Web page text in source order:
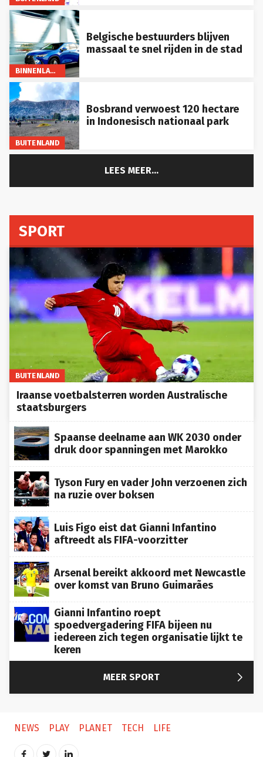
BINNENLAND
Belgische bestuurders blijven
massaal te snel rijden in de stad
BUITENLAND
Bosbrand verwoest 120 hectare
in Indonesisch nationaal park
LEES MEER...
SPORT
BUITENLAND
Iraanse voetbalsterren worden Australische
staatsburgers
Spaanse deelname aan WK 2030 onder
druk door spanningen met Marokko
Tyson Fury en vader John verzoenen zich
na ruzie over boksen
Luis Figo eist dat Gianni Infantino
aftreedt als FIFA-voorzitter
Arsenal bereikt akkoord met Newcastle
over komst van Bruno Guimarães
Gianni Infantino roept
spoedvergadering FIFA bijeen nu
iedereen zich tegen organisatie lijkt te
keren
MEER SPORT 
NEWS PLAY PLANET TECH LIFE